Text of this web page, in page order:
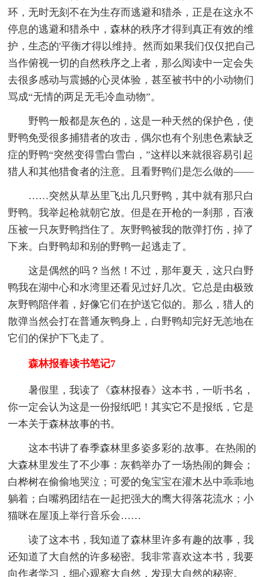
环，无时无刻不在为生存而逃避和猎杀，正是在这永不
停息的逃避和猎杀中，森林的秩序才得到真正有效的维
护，生态的'平衡才得以维持。然而如果我们仅仅把自己
当作俯视一切的自然秩序之上者，那么阅读中一定会失
去很多感动与震撼的心灵体验，甚至被书中的小动物们
骂成“无情的两足无毛冷血动物”。
野鸭一般都是灰色的，这是一种天然的保护色，使
野鸭免受很多捕猎者的攻击，偶尔也有个别患色素缺乏
症的野鸭“突然变得雪白雪白，”这样以来就很容易引起
猎人和其他猎食者的注意。且看野鸭们是怎么做的——
……突然从草丛里飞出几只野鸭，其中就有那只白
野鸭。我举起枪就朝它放。但是在开枪的一刹那，百液
压被一只灰野鸭挡住了。灰野鸭被我的散弹打伤，掉了
下来。白野鸭却和别的野鸭一起逃走了。
这是偶然的吗？当然！不过，那年夏天，这只白野
鸭我在湖中心和水湾里还看见过好几次。它总是由极致
灰野鸭陪伴着，好像它们在护送它似的。那么，猎人的
散弹当然会打在普通灰鸭身上，白野鸭却完好无恙地在
它们的保护下飞走了。
森林报春读书笔记7
暑假里，我读了《森林报春》这本书，一听书名，
你一定会认为这是一份报纸吧！其实它不是报纸，它是
一本关于森林故事的书。
这本书讲了春季森林里多姿多彩的.故事。在热闹的
大森林里发生了不少事：灰鹤举办了一场热闹的舞会；
白桦树在偷偷地哭泣；可爱的兔宝宝在灌木丛中乖乖地
躺着；白嘴鸦团结在一起把强大的鹰大得落花流水；小
猫咪在屋顶上举行音乐会……
读了这本书，我知道了森林里许多有趣的故事，我
还知道了大自然的许多秘密。我非常喜欢这本书，我要
向作者学习，细心观察大自然，发现大自然的秘密。